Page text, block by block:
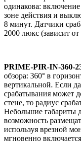
одинакова:
зоне действия и
8 минут. Датчики
2000 люкс (зависит
PRIME-PIR-IN-360-
обзора: 360° в
вертикальной. Если
срабатывания может
стене, то радиус
Небольшие габариты
возможность
используя врезной
мгновенно